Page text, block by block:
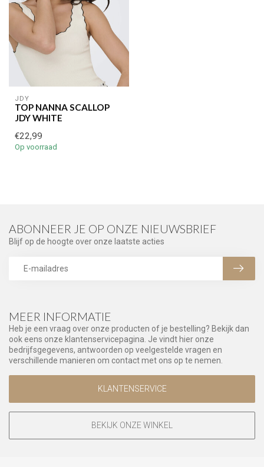
JDY
TOP NANNA SCALLOP
JDY WHITE
€22,99
Op voorraad
MEER INFORMATIE
Heb je een vraag over onze producten of je bestelling? Bekijk dan
ook eens onze klantenservicepagina. Je vindt hier onze
bedrijfsgegevens, antwoorden op veelgestelde vragen en
verschillende manieren om contact met ons op te nemen.
KLANTENSERVICE
BEKIJK ONZE WINKEL
ABONNEER JE OP ONZE NIEUWSBRIEF
Blijf op de hoogte over onze laatste acties